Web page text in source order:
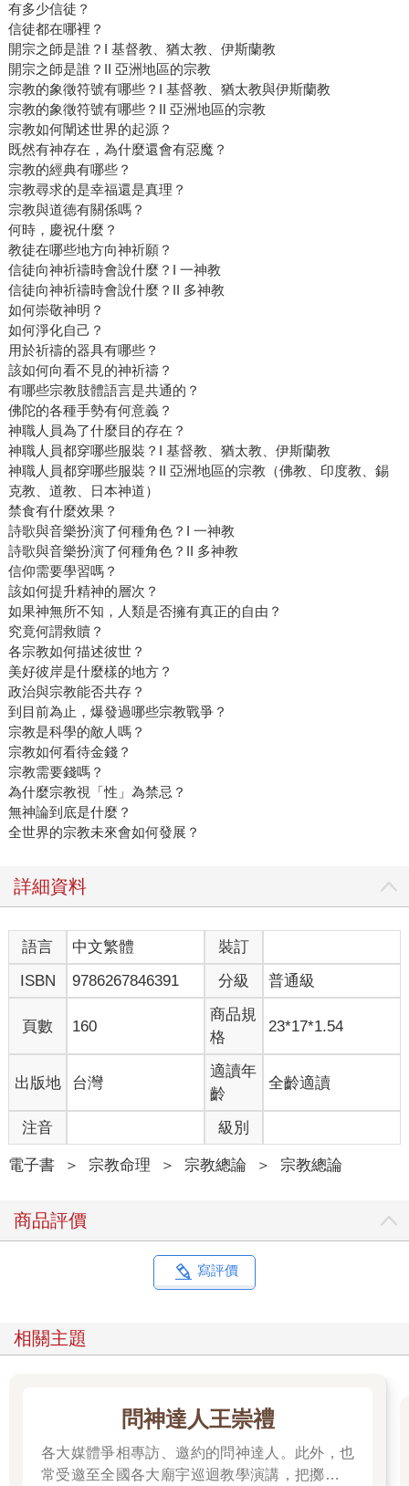
有多少信徒？
信徒都在哪裡？
開宗之師是誰？I 基督教、猶太教、伊斯蘭教
開宗之師是誰？II 亞洲地區的宗教
宗教的象徵符號有哪些？I 基督教、猶太教與伊斯蘭教
宗教的象徵符號有哪些？II 亞洲地區的宗教
宗教如何闡述世界的起源？
既然有神存在，為什麼還會有惡魔？
宗教的經典有哪些？
宗教尋求的是幸福還是真理？
宗教與道德有關係嗎？
何時，慶祝什麼？
教徒在哪些地方向神祈願？
信徒向神祈禱時會說什麼？I 一神教
信徒向神祈禱時會說什麼？II 多神教
如何崇敬神明？
如何淨化自己？
用於祈禱的器具有哪些？
該如何向看不見的神祈禱？
有哪些宗教肢體語言是共通的？
佛陀的各種手勢有何意義？
神職人員為了什麼目的存在？
神職人員都穿哪些服裝？I 基督教、猶太教、伊斯蘭教
神職人員都穿哪些服裝？II 亞洲地區的宗教（佛教、印度教、錫
克教、道教、日本神道）
禁食有什麼效果？
詩歌與音樂扮演了何種角色？I 一神教
詩歌與音樂扮演了何種角色？II 多神教
信仰需要學習嗎？
該如何提升精神的層次？
如果神無所不知，人類是否擁有真正的自由？
究竟何謂救贖？
各宗教如何描述彼世？
美好彼岸是什麼樣的地方？
政治與宗教能否共存？
到目前為止，爆發過哪些宗教戰爭？
宗教是科學的敵人嗎？
宗教如何看待金錢？
宗教需要錢嗎？
為什麼宗教視「性」為禁忌？
無神論到底是什麼？
全世界的宗教未來會如何發展？
詳細資料
語言 中文繁體
裝訂
ISBN
9786267846391 分級 普通級
頁數 160
商品規
格
23*17*1.54
出版地 台灣
適讀年
齡
全齡適讀
注音 級別
電子書 ＞ 宗教命理 ＞ 宗教總論 ＞ 宗教總論
商品評價
寫評價
相關主題
問神達人王崇禮
各大媒體爭相專訪、邀約的問神達人。此外，也
常受邀至全國各大廟宇巡迴教學演講，把擲筊、